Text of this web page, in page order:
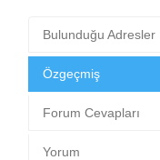
Bulunduğu Adresler
Özgeçmiş
Forum Cevapları
Yorum